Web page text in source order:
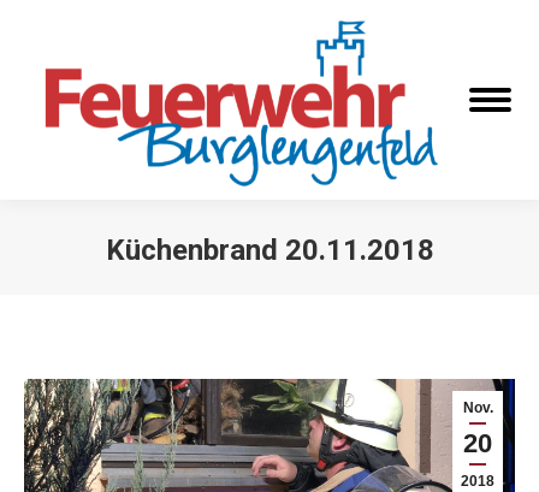
Küchenbrand 20.11.2018
Nov.
20
2018